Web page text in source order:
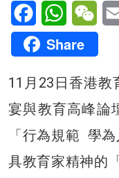
FacebookWhatsApp
Share
11月23日香港教
宴與教育高峰論
「行為規範 學
具教育家精神的